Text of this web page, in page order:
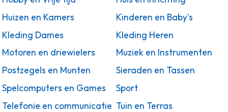
Huizen en Kamers
Kinderen en Baby's
Kleding Dames
Kleding Heren
Motoren en driewielers
Muziek en Instrumenten
Postzegels en Munten
Sieraden en Tassen
Spelcomputers en Games
Sport
Telefonie en communicatie Tuin en Terras